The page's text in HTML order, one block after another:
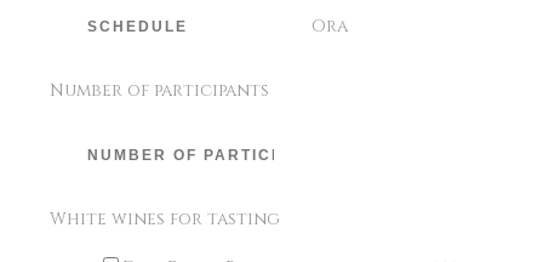
Ora
Number of participants
White wines for tasting